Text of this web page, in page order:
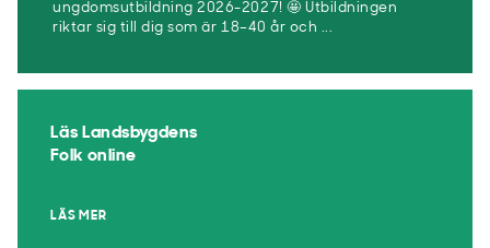
ungdomsutbildning 2026-2027! 🤩 Utbildningen
riktar sig till dig som är 18–40 år och ...
Läs Landsbygdens
Folk online
LÄS MER